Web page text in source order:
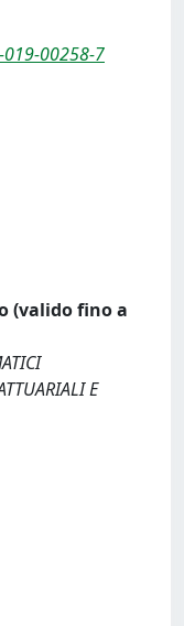
00258-7
(valido fino a
E